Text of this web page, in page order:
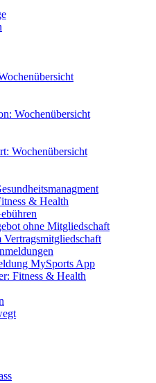
Wochenübersicht
Wochenübersicht
& Health
ohne Mitgliedschaft
Vertragsmitgliedschaft
MySports App
Fitness & Health